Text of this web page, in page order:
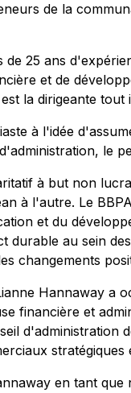
de la
de 25 ans
et de
la dirigeante
à l'idée
le
à but non
à l'autre. Le
et du
durable au sein
changements
Hannaway a
financière et
d'administration
en tant